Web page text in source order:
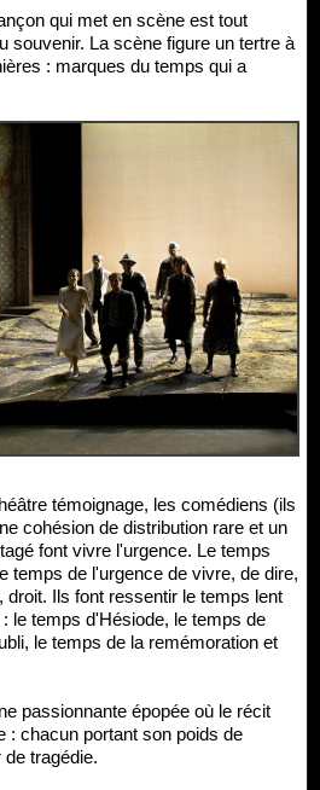
qui met en scène est tout
souvenir. La scène figure un tertre à
: marques du temps qui a
cohésion de distribution rare et un
font vivre l'urgence. Le temps
temps de l'urgence de vivre, de dire,
droit. Ils font ressentir le temps lent
le temps d'Hésiode, le temps de
le temps de la remémoration et
passionnante épopée où le récit
: chacun portant son poids de
tragédie.